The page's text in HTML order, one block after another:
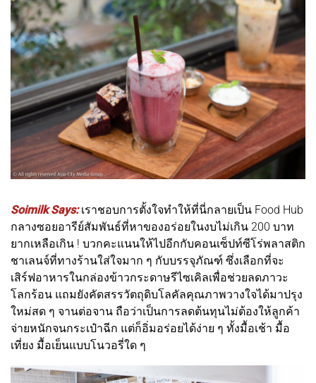
Soimilk Says:เราชอบการตั้งใจทำให้ที่นี่กลายเป็น Food Hub
กลางซอยอารีย์สัมพันธ์ที่หาของอร่อยในงบไม่เกิน 200 บาท
ยากเหลือเกิน ! บวกคะแนนให้ไปอีกกับคอนเซ็ปท์ซีโร่พลาสติก
ชาเลนจ์ที่ทางร้านใส่ใจมาก ๆ กับบรรจุภัณฑ์ ซึ่งเลือกที่จะ
เสิร์ฟอาหารในกล่องข้าวกระดาษรีไซเคิลเพื่อช่วยลดภาวะ
โลกร้อน แถมยังคัดสรรวัตถุดิบโลคัลคุณภาพวางใจได้มาปรุง
ใหม่สด ๆ จานต่อจาน ถือว่าเป็นการลดต้นทุนไม่ต้องให้ลูกค้า
จ่ายหนักจนกระเป๋าฉีก แต่ก็อิ่มอร่อยได้ง่าย ๆ ทั้งมื้อเช้า มื้อ
เที่ยง มื้อเย็นแบบโนวอรี่ใด ๆ